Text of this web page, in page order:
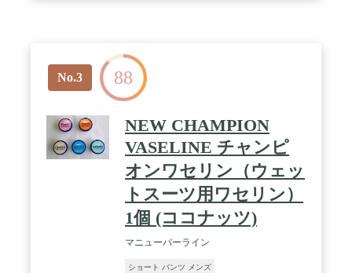
No.3 88
NEW CHAMPION
VASELINE チャンピ
オンワセリン（ウェッ
トスーツ用ワセリン）
1個 (ココナッツ)
マニューバーライン
ショート パンツ メンズ